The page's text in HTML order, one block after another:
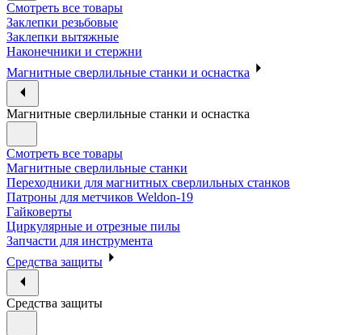
Смотреть все товары
Заклепки резьбовые
Заклепки вытяжные
Наконечники и стержни
Магнитные сверлильные станки и оснастка
Магнитные сверлильные станки и оснастка
Смотреть все товары
Магнитные сверлильные станки
Переходники для магнитных сверлильных станков
Патроны для метчиков Weldon-19
Гайковерты
Циркулярные и отрезные пилы
Запчасти для инструмента
Средства защиты
Средства защиты